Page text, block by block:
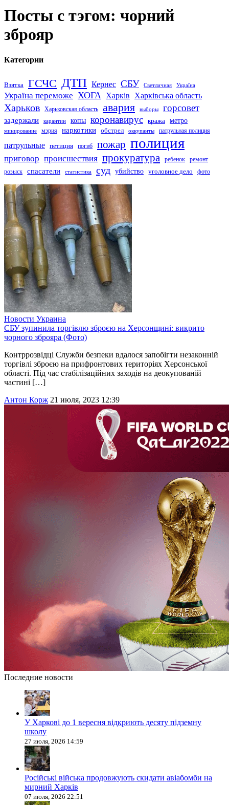
Посты с тэгом: чорний
зброяр
Категории
Взятка ГСЧС ДТП Кернес СБУ Светличная Україна
Україна переможе ХОГА Харків Харківська область
Харьков Харьковская область авария выборы горсовет
задержали карантин копы коронавирус кража метро
минирование мэрия наркотики обстрел оккупанты патрульная полиция
патрульные петиция погиб пожар полиция
приговор происшествия прокуратура ребенок
ремонт
розыск
спасатели статистика суд убийство уголовное дело фото
Новости Украина
СБУ зупинила торгівлю зброєю на Херсонщині: викрито
чорного зброяра (Фото)
Контррозвідці Служби безпеки вдалося запобігти незаконній
торгівлі зброєю на прифронтових територіях Херсонської
області. Під час стабілізаційних заходів на деокупованій
частині […]
Антон Корж 21 июля, 2023 12:39
Последние новости
У Харкові до 1 вересня відкриють десяту підземну
школу
27 июля, 2026 14:59
Російські війська продовжують скидати авіабомби на
мирний Харків
07 июля, 2026 22:51